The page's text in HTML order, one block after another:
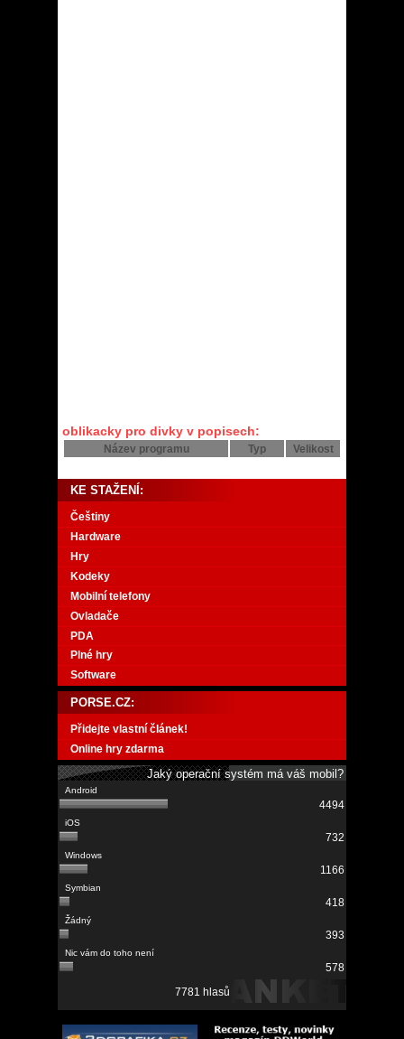
oblikacky pro divky v popisech:
Název programu Typ Velikost
KE STAŽENÍ:
Češtiny
Hardware
Hry
Kodeky
Mobilní telefony
Ovladače
PDA
Plné hry
Software
PORSE.CZ:
Přidejte vlastní článek!
Online hry zdarma
Jaký operační systém má váš mobil?
4494
732
1166
418
393
578
7781 hlasů